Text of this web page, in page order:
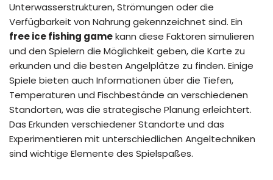
Unterwasserstrukturen, Strömungen oder die
Verfügbarkeit von Nahrung gekennzeichnet sind. Ein
free ice fishing gamekann diese Faktoren simulieren
und den Spielern die Möglichkeit geben, die Karte zu
erkunden und die besten Angelplätze zu finden. Einige
Spiele bieten auch Informationen über die Tiefen,
Temperaturen und Fischbestände an verschiedenen
Standorten, was die strategische Planung erleichtert.
Das Erkunden verschiedener Standorte und das
Experimentieren mit unterschiedlichen Angeltechniken
sind wichtige Elemente des Spielspaßes.